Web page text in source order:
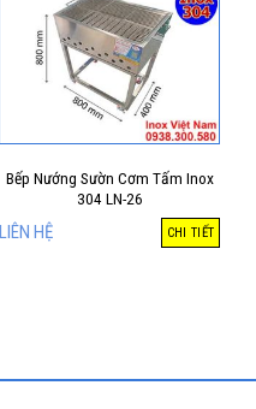
Bếp Nướng Sườn Cơm Tấm Inox
304 LN-26
LIÊN HỆ CHI TIẾT